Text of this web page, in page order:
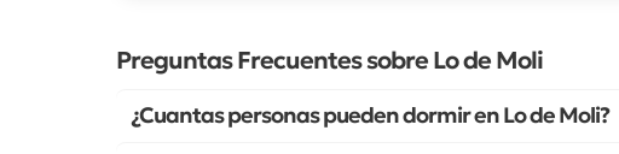
Preguntas Frecuentes sobre Lo de Moli
¿Cuantas personas pueden dormir en Lo de Moli?